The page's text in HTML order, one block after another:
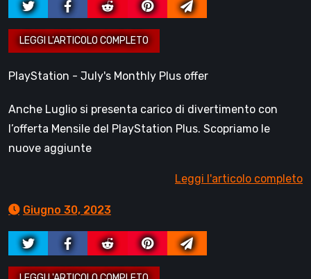
PlayStation - July's Monthly Plus offer
Anche Luglio si presenta carico di divertimento con
l’offerta Mensile del PlayStation Plus. Scopriamo le
nuove aggiunte
Leggi l'articolo completo
Giugno 30, 2023